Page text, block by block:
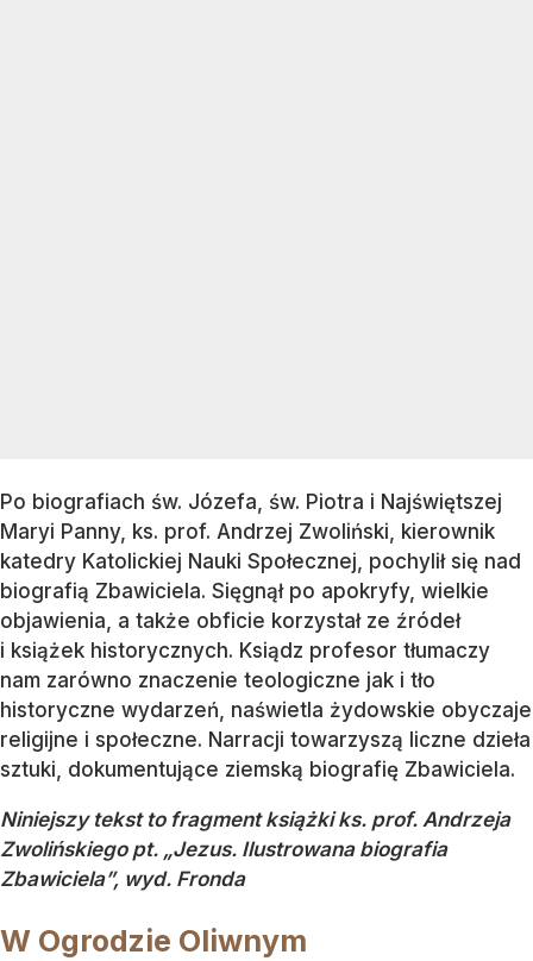
Po biografiach św. Józefa, św. Piotra i Najświętszej
Maryi Panny, ks. prof. Andrzej Zwoliński, kierownik
katedry Katolickiej Nauki Społecznej, pochylił się nad
biografią Zbawiciela. Sięgnął po apokryfy, wielkie
objawienia, a także obficie korzystał ze źródeł
i książek historycznych. Ksiądz profesor tłumaczy
nam zarówno znaczenie teologiczne jak i tło
historyczne wydarzeń, naświetla żydowskie obyczaje
religijne i społeczne. Narracji towarzyszą liczne dzieła
sztuki, dokumentujące ziemską biografię Zbawiciela.
Niniejszy tekst to fragment książki ks. prof. Andrzeja
Zwolińskiego pt. „Jezus. Ilustrowana biografia
Zbawiciela”, wyd. Fronda
W Ogrodzie Oliwnym